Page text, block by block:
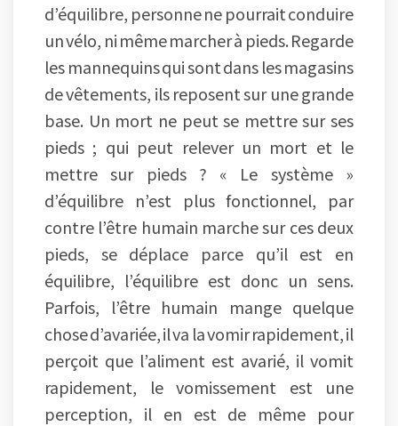
d’équilibre, personne ne pourrait conduire
un vélo, ni même marcher à pieds. Regarde
les mannequins qui sont dans les magasins
de vêtements, ils reposent sur une grande
base. Un mort ne peut se mettre sur ses
pieds ; qui peut relever un mort et le
mettre sur pieds ? « Le système »
d’équilibre n’est plus fonctionnel, par
contre l’être humain marche sur ces deux
pieds, se déplace parce qu’il est en
équilibre, l’équilibre est donc un sens.
Parfois, l’être humain mange quelque
chose d’avariée, il va la vomir rapidement, il
perçoit que l’aliment est avarié, il vomit
rapidement, le vomissement est une
perception, il en est de même pour